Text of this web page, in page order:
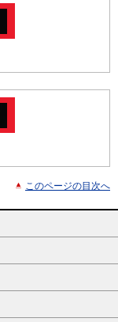
このページの目次へ